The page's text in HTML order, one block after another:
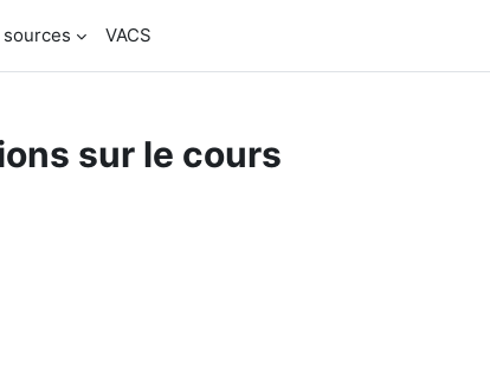
VACS
sur le cours